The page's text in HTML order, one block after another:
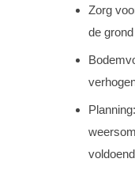
Zorg
de